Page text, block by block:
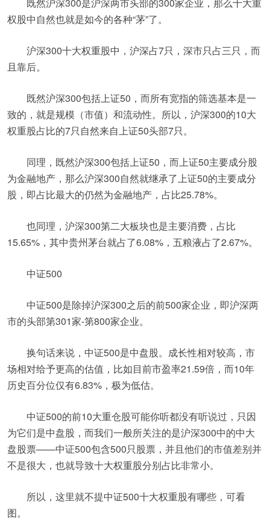
权股中自然也就是如今的各种“茅”了。
沪深300十大权重股中，沪深占7只，深市只占三只，而
且靠后。
既然沪深300包括上证50，而所有宽指的筛选基本是一
致的，就是规模（市值）和流动性。所以，沪深300的10大
权重股占比的7只自然来自上证50头部7只。
同理，既然沪深300包括上证50，而上证50主要成分股
为金融地产，那么沪深300自然就继承了上证50的主要成分
股，即占比最大的仍然为金融地产，占比25.78%。
也同理，沪深300第二大板块也是主要消费，占比
15.65%，其中贵州茅台就占了6.08%，五粮液占了2.67%。
中证500
中证500是除掉沪深300之后的前500家企业，即沪深两
市的头部第301家-第800家企业。
换句话来说，中证500是中盘股。成长性相对较高，市
场相对给予更高的估值，比如目前市盈率21.59倍，而10年
历史百分位仅有6.83%，极为低估。
中证500的前10大重仓股可能你听都没有听说过，只因
为它们是中盘股，而我们一般所关注的是沪深300中的中大
盘股票——中证500包含500只股票，并且他们的市值差别并
不是很大，也就导致十大权重股分别占比非常小。
所以，这里就不提中证500十大权重股有哪些，可看
图。